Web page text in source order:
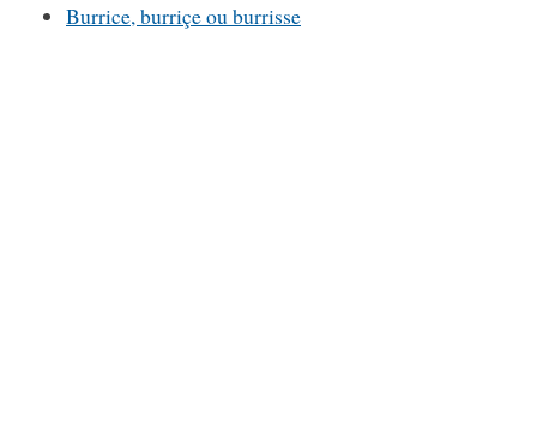
Burrice, burriçe ou burrisse